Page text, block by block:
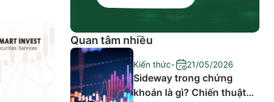
Quan tâm nhiều
Kiến thức- 21/05/2026
Sideway trong chứng
khoán là gì? Chiến thuật